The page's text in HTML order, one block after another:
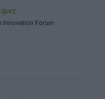
Innovation Forum